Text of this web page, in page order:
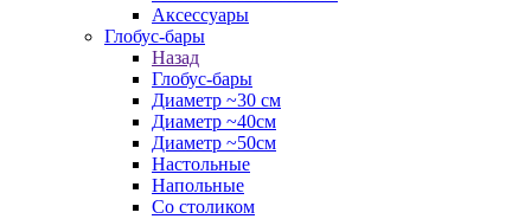
Аксессуары
Глобус-бары
Назад
Глобус-бары
Диаметр ~30 см
Диаметр ~40см
Диаметр ~50см
Настольные
Напольные
Со столиком